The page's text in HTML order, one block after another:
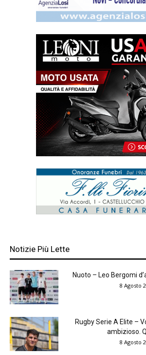
Notizie Più Lette
Nuoto – Leo Bergomi
8 Agosto
Rugby Serie A Elite –
ambizioso.
8 Agosto